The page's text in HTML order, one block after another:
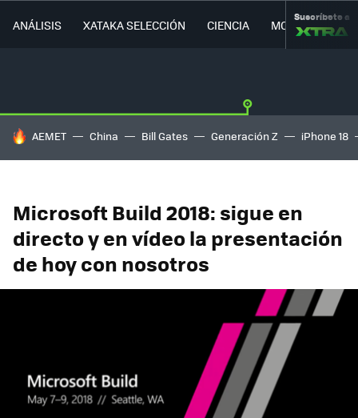
ANÁLISIS XATAKA SELECCIÓN CIENCIA MOVILIDAD
Suscríbete a
HOY SE HABLA DE
AEMET China Bill Gates Generación Z iPhone 18
Microsoft Build 2018: sigue en
directo y en vídeo la presentación
de hoy con nosotros